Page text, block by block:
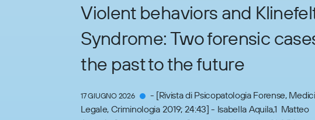
Violent behaviors and
Syndrome: Two forensic
the past to the future
17 GIUGNO 2026
- [Rivista di Psicopatologia Forense,
Legale, Criminologia 2019; 24:43] - Isabella Aquila,1 Matteo